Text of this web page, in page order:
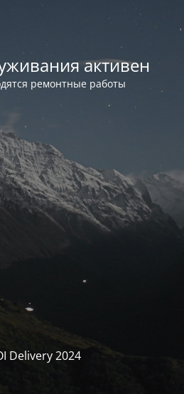
активен
ремонтные работы
Delivery 2024